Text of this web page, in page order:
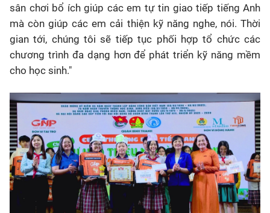
sân chơi bổ ích giúp các em tự tin giao tiếp tiếng Anh
mà còn giúp các em cải thiện kỹ năng nghe, nói. Thời
gian tới, chúng tôi sẽ tiếp tục phối hợp tổ chức các
chương trình đa dạng hơn để phát triển kỹ năng mềm
cho học sinh."